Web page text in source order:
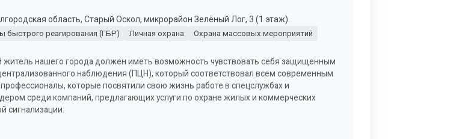
область, Старый Оскол, микрорайон Зелёный Лог, 3 (1 этаж).
быстрого реагирования (ГБР) Личная охрана
Охрана массовых мероприятий
нашего города должен иметь возможность чувствовать себя защищенным
наблюдения (ПЦН), который соответствовал всем современным
которые посвятили свою жизнь работе в спецслужбах и
среди компаний, предлагающих услуги по охране жилых и коммерческих
сигнализации.